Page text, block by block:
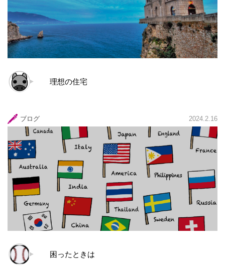
理想の住宅
ブログ 2024.2.16
困ったときは